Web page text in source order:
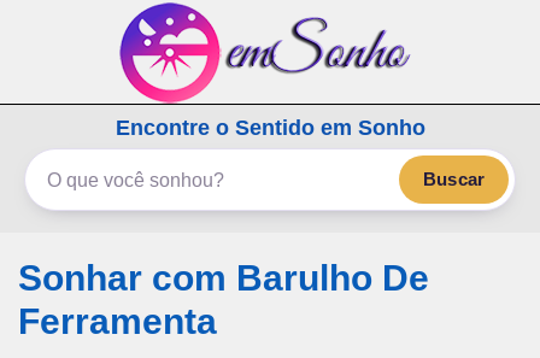
emSonho.com
Os sonhos significam mais
Encontre o Sentido em Sonho
Buscar
Sonhar com Barulho De
Ferramenta